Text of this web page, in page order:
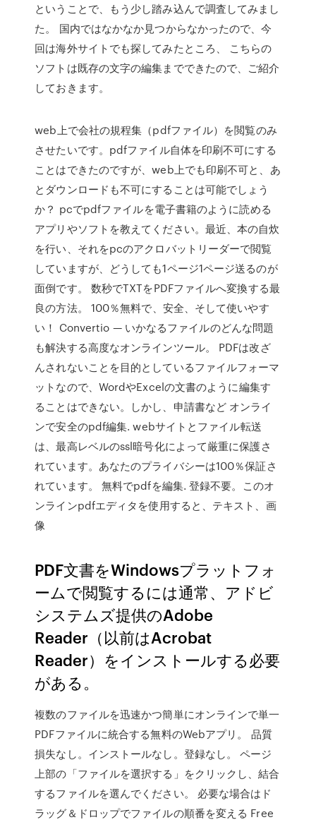
ということで、もう少し踏み込んで調査してみまし
た。 国内ではなかなか見つからなかったので、今
回は海外サイトでも探してみたところ、 こちらの
ソフトは既存の文字の編集までできたので、ご紹介
しておきます。
web上で会社の規程集（pdfファイル）を閲覧のみ
させたいです。pdfファイル自体を印刷不可にする
ことはできたのですが、web上でも印刷不可と、あ
とダウンロードも不可にすることは可能でしょう
か？ pcでpdfファイルを電子書籍のように読める
アプリやソフトを教えてください。最近、本の自炊
を行い、それをpcのアクロバットリーダーで閲覧
していますが、どうしても1ページ1ページ送るのが
面倒です。 数秒でTXTをPDFファイルへ変換する最
良の方法。 100％無料で、安全、そして使いやす
い！ Convertio — いかなるファイルのどんな問題
も解決する高度なオンラインツール。 PDFは改ざ
んされないことを目的としているファイルフォーマ
ットなので、WordやExcelの文書のように編集す
ることはできない。しかし、申請書など オンライ
ンで安全のpdf編集. webサイトとファイル転送
は、最高レベルのssl暗号化によって厳重に保護さ
れています。あなたのプライバシーは100％保証さ
れています。 無料でpdfを編集. 登録不要。このオ
ンラインpdfエディタを使用すると、テキスト、画
像
PDF文書をWindowsプラットフォ
ームで閲覧するには通常、アドビ
システムズ提供のAdobe
Reader（以前はAcrobat
Reader）をインストールする必要
がある。
複数のファイルを迅速かつ簡単にオンラインで単一
PDFファイルに統合する無料のWebアプリ。 品質
損失なし。インストールなし。登録なし。 ページ
上部の「ファイルを選択する」をクリックし、結合
するファイルを選んでください。 必要な場合はド
ラッグ＆ドロップでファイルの順番を変える Free